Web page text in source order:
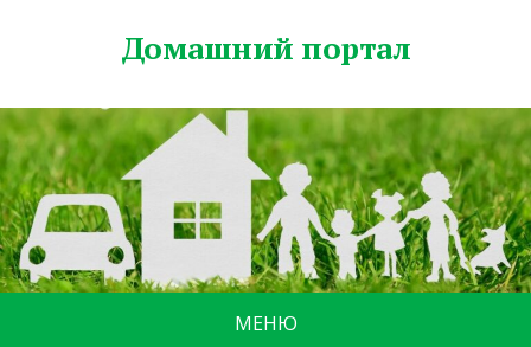
Домашний портал
МЕНЮ